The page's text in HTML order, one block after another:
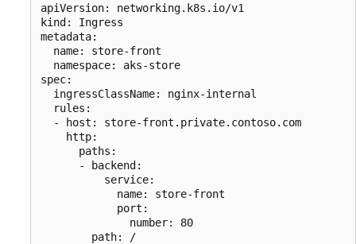
apiVersion: networking.k8s.io/v1
kind: Ingress
metadata:
  name: store-front
  namespace: aks-store
spec:
  ingressClassName: nginx-internal
  rules:
  - host: store-front.private.contoso.com
    http:
      paths:
      - backend:
          service:
            name: store-front
            port:
              number: 80
        path: /